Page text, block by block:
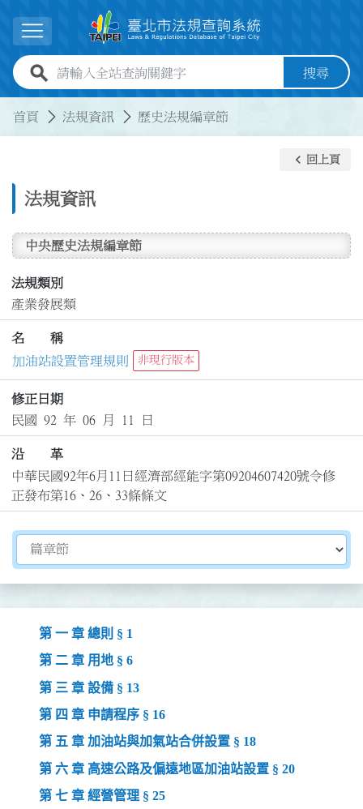
展開選單
全站查詢關鍵字欄位 搜尋
首頁 法規資訊 歷史法規編章節
法規資訊
keyboard_arrow_left 回上頁
中央歷史法規編章節
法規類別
產業發展類
名 稱
加油站設置管理規則
非現行版本
修正日期
民國 92 年 06 月 11 日
沿 革
中華民國92年6月11日經濟部經能字第09204607420號令修
正發布第16、26、33條條文
切換選擇法規資訊內容
第 一 章 總則 § 1
第 二 章 用地 § 6
第 三 章 設備 § 13
第 四 章 申請程序 § 16
第 五 章 加油站與加氣站合併設置 § 18
第 六 章 高速公路及偏遠地區加油站設置 § 20
第 七 章 經營管理 § 25